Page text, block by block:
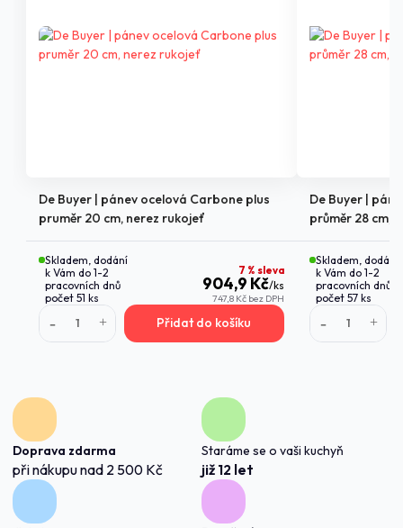
De Buyer | pánev ocelová Carbone plus
pruměr 20 cm, nerez rukojeť
7 % sleva
904,9 Kč/ks
747,8 Kč bez DPH
Skladem, dodání
k Vám do 1-2
pracovních dnů
počet 51 ks
Přidat do košíku
De Buyer |
průměr 28 cm,
Skladem, dodání
k Vám do 1-2
pracovních dnů
počet 57 ks
Doprava zdarma
při nákupu nad 2 500 Kč
Staráme se o vaši kuchyň
již 12 let